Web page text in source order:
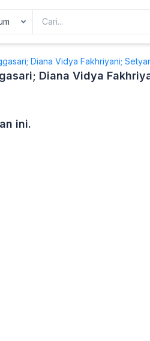
Diana Vidya Fakhriyani;
Diana Vidya
ini.